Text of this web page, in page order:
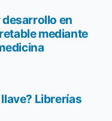
Librerías
desarrollo en
mediante